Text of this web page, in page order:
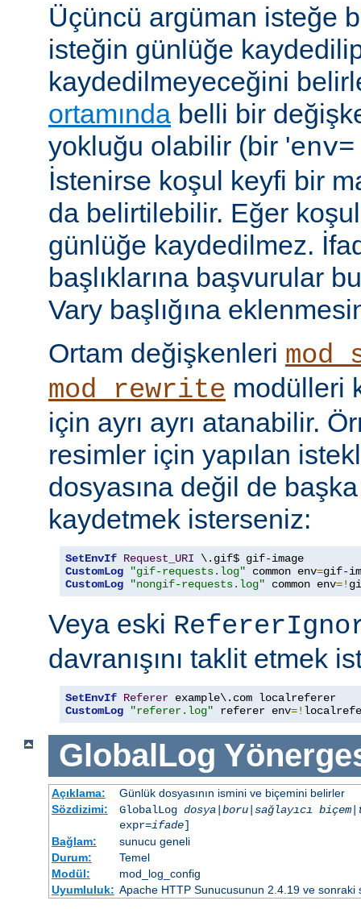
Üçüncü argüman isteğe
isteğin günlüğe
kaydedilmeyeceğini
ortamında belli bir
yokluğu olabilir (bir '
İstenirse koşul keyfi bir
da belirtilebilir. Eğer
günlüğe kaydedilmez.
başlıklarına başvurular
Vary başlığına
Ortam değişkenleri
mod_rewrite modülleri
için ayrı ayrı atanabilir.
resimler için yapılan
dosyasına değil de
kaydetmek isterseniz:
SetEnvIf Request_URI
CustomLog
"gif-requests.log" common env=
CustomLog
"nongif-requests.log" common env=!
Veya eski
davranışını taklit etmek
SetEnvIf Referer
CustomLog
"referer.log" referer env=!
GlobalLog
Açıklama:
Günlük dosyasının ismini ve biçemini belirler
Sözdizimi:
GlobalLog dosya| boru| sağlayıcı biçem|
expr=ifade]
Bağlam:
sunucu geneli
Durum:
Temel
Modül:
mod_log_config
Uyumluluk: Apache HTTP Sunucusunun 2.4.19 ve sonraki